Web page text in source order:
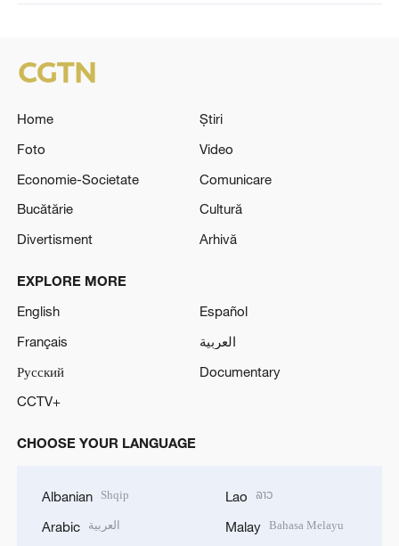
Home
Știri
Foto
Video
Economie-Societate
Comunicare
Bucătărie
Cultură
Divertisment
Arhivă
EXPLORE MORE
English
Español
Français
العربية
Русский
Documentary
CCTV+
CHOOSE YOUR LANGUAGE
Albanian Shqip
Arabic العربية
Lao ລາວ
Malay Bahasa Melayu